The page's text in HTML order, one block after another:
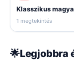
Klasszikus
1 megtekintés
🌟Legjobbra